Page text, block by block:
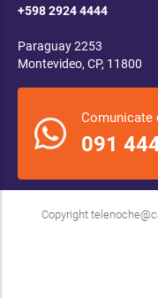
+598 2924 4444
Paraguay 2253
Montevideo, CP, 11800
Comunicate
091
Copyright